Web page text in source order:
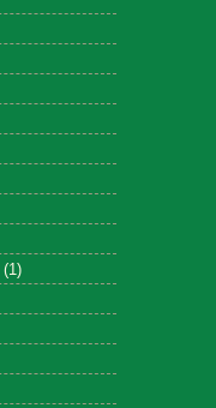
(1)